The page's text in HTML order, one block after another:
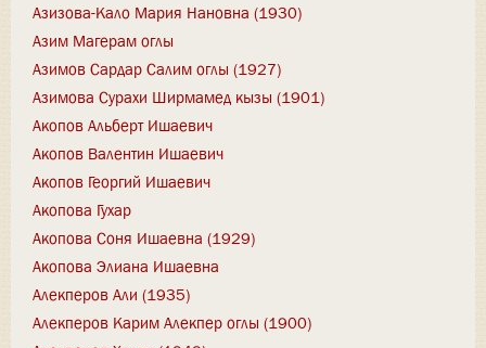
Азизова-Кало Мария Нановна (1930)
Азим Магерам оглы
Азимов Сардар Салим оглы (1927)
Азимова Сурахи Ширмамед кызы (1901)
Акопов Альберт Ишаевич
Акопов Валентин Ишаевич
Акопов Георгий Ишаевич
Акопова Гухар
Акопова Соня Ишаевна (1929)
Акопова Элиана Ишаевна
Алекперов Али (1935)
Алекперов Карим Алекпер оглы (1900)